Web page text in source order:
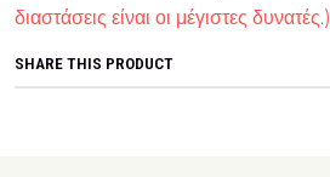
διαστάσεις είναι οι μέγιστες δυνατές.)
SHARE THIS PRODUCT